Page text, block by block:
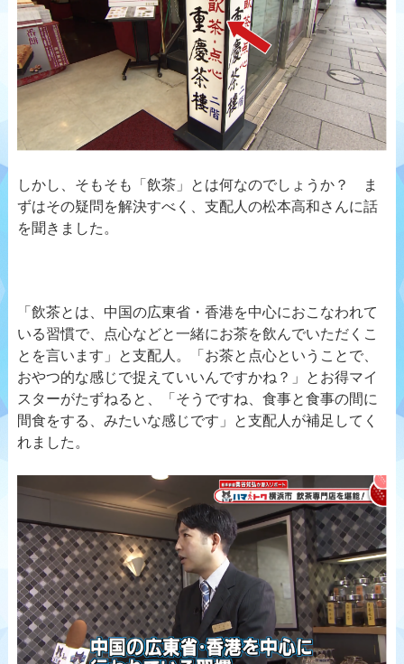
しかし、そもそも「飲茶」とは何なのでしょうか？ ま
ずはその疑問を解決すべく、支配人の松本高和さんに話
を聞きました。
「飲茶とは、中国の広東省・香港を中心におこなわれて
いる習慣で、点心などと一緒にお茶を飲んでいただくこ
とを言います」と支配人。「お茶と点心ということで、
おやつ的な感じで捉えていいんですかね？」とお得マイ
スターがたずねると、「そうですね、食事と食事の間に
間食をする、みたいな感じです」と支配人が補足してく
れました。